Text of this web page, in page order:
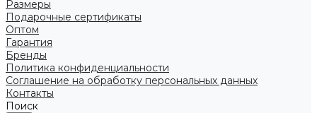
Размеры
Подарочные сертификаты
Оптом
Гарантия
Бренды
Политика конфиденциальности
Соглашение на обработку персональных данных
Контакты
Поиск